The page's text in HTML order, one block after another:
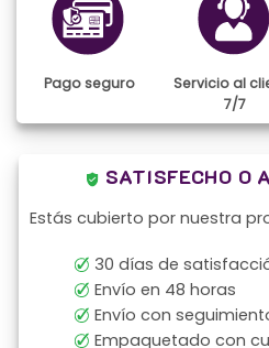
producto
Pago seguro
Servicio al
7/7
SATISFECHO O
Estás cubierto por nuestra
30 días de
Envío en 48 horas
Envío con
Empaquetado con